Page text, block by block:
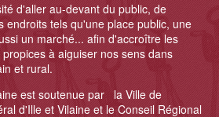
d'aller au-devant du public, de
endroits tels qu'une place public, une
un marché... afin d'accroître les
à aiguiser nos sens dans
et rural.
est soutenue par la Ville de
d'Ille et Vilaine et le Conseil Régional